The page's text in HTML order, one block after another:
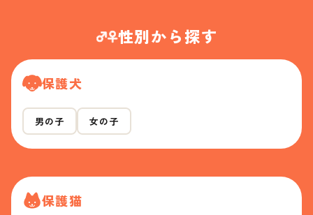
性別から探す
保護犬
男の子 女の子
保護猫